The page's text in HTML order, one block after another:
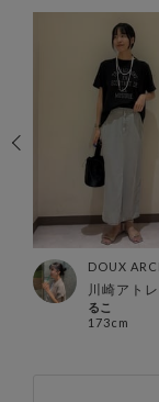
DOUX
川崎アト
るこ
173cm